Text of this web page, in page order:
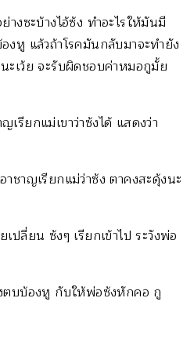
างซะบ้างไอ้ซ้ง ทำอะไรให้มันมี
หู แล้วถ้าโรคมันกลับมาจะทำยัง
ะเว้ย จะรับผิดชอบค่าหมอกูมั้ย
รียกแม่เขาว่าซ้งได้ แสดงว่า
ชาญเรียกแม่ว่าซ้ง ตาคงสะดุ้งนะ
ปลี่ยน ซ้งๆ เรียกเข้าไป ระวังพ่อ
ตบบ้องหู กับให้พ่อซ้งหักคอ กู